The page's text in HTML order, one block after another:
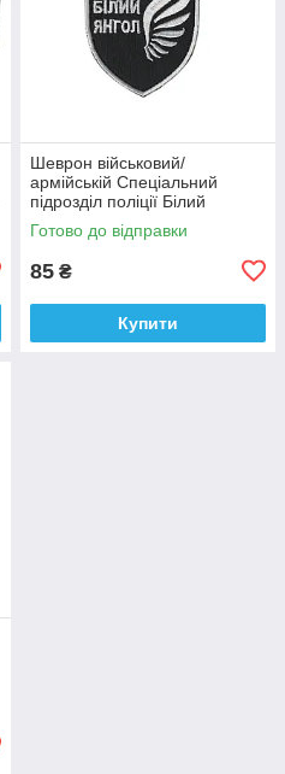
Шеврон військовий/
армійській Спеціальний
підрозділ поліції Білий
янгол на чорному, ЗСУ. 7 см *
9 см
Готово до відправки
85 ₴
Купити